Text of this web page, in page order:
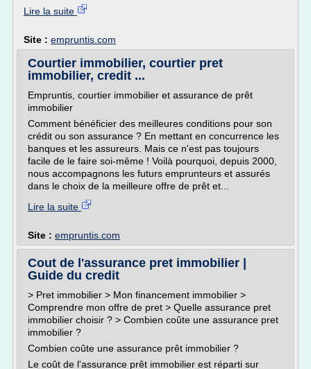
Lire la suite
Site : empruntis.com
Courtier immobilier, courtier pret
immobilier, credit ...
Empruntis, courtier immobilier et assurance de prêt
immobilier
Comment bénéficier des meilleures conditions pour son
crédit ou son assurance ? En mettant en concurrence les
banques et les assureurs. Mais ce n'est pas toujours
facile de le faire soi-même ! Voilà pourquoi, depuis 2000,
nous accompagnons les futurs emprunteurs et assurés
dans le choix de la meilleure offre de prêt et...
Lire la suite
Site : empruntis.com
Cout de l'assurance pret immobilier |
Guide du credit
> Pret immobilier > Mon financement immobilier >
Comprendre mon offre de pret > Quelle assurance pret
immobilier choisir ? > Combien coûte une assurance pret
immobilier ?
Combien coûte une assurance prêt immobilier ?
Le coût de l'assurance prêt immobilier est réparti sur